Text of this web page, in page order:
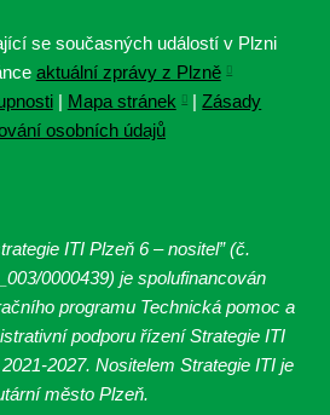
se současných událostí v Plzni
aktuální zprávy z Plzně
| Mapa stránek |Zásady
osobních údajů
ITI Plzeň 6 – nositel” (č.
0000439) je spolufinancován
programu Technická pomoc a
podporu řízení Strategie ITI
2027. Nositelem Strategie ITI je
město Plzeň.